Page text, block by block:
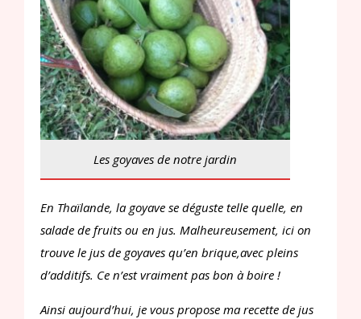
Les goyaves de notre jardin
En Thaïlande, la goyave se déguste telle quelle, en
salade de fruits ou en jus. Malheureusement, ici on
trouve le jus de goyaves qu’en brique,avec pleins
d’additifs. Ce n’est vraiment pas bon à boire !
Ainsi aujourd’hui, je vous propose ma recette de jus